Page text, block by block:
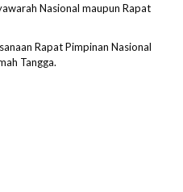
Nasional maupun Rapat
Rapat Pimpinan Nasional
Tangga.